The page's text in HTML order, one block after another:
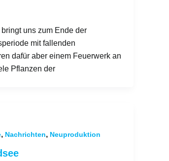
uns zum Ende der
mit fallenden
dafür aber einem Feuerwerk an
Pflanzen der
, Nachrichten, Neuproduktion